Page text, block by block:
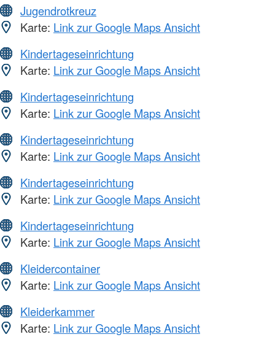
Jugendrotkreuz
Karte: Link zur Google Maps Ansicht
Kindertageseinrichtung
Karte: Link zur Google Maps Ansicht
Kindertageseinrichtung
Karte: Link zur Google Maps Ansicht
Kindertageseinrichtung
Karte: Link zur Google Maps Ansicht
Kindertageseinrichtung
Karte: Link zur Google Maps Ansicht
Kindertageseinrichtung
Karte: Link zur Google Maps Ansicht
Kleidercontainer
Karte: Link zur Google Maps Ansicht
Kleiderkammer
Karte: Link zur Google Maps Ansicht